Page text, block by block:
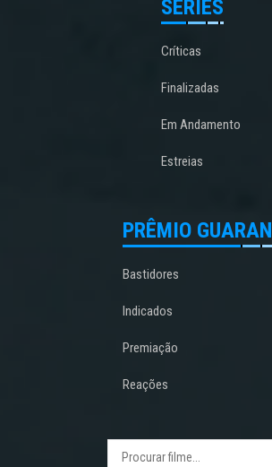
SÉRIES
Críticas
Finalizadas
Em Andamento
Estreias
PRÊMIO
Bastidores
Indicados
Premiação
Reações